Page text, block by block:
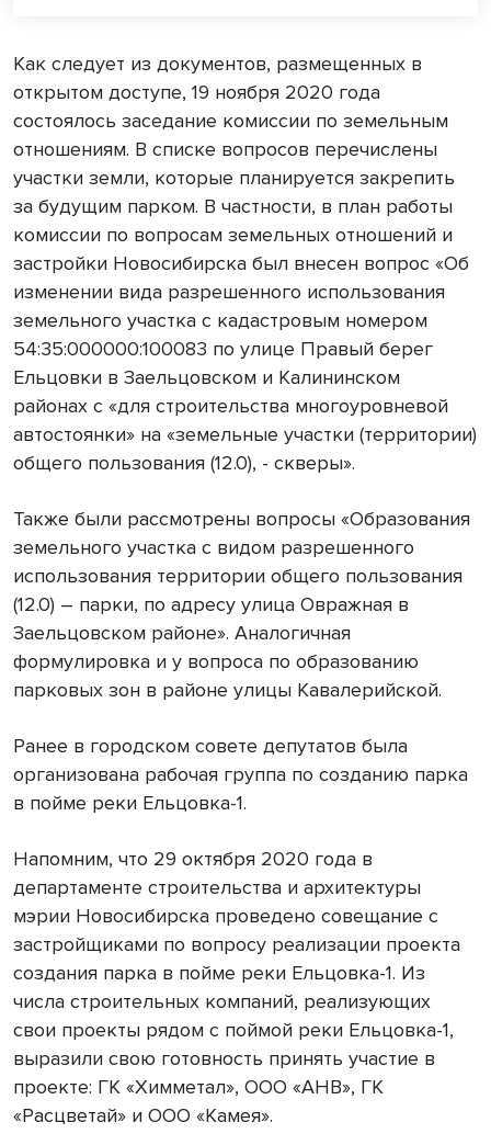
Как следует из документов, размещенных в
открытом доступе, 19 ноября 2020 года
состоялось заседание комиссии по земельным
отношениям. В списке вопросов перечислены
участки земли, которые планируется закрепить
за будущим парком. В частности, в план работы
комиссии по вопросам земельных отношений и
застройки Новосибирска был внесен вопрос «Об
изменении вида разрешенного использования
земельного участка с кадастровым номером
54:35:000000:100083 по улице Правый берег
Ельцовки в Заельцовском и Калининском
районах с «для строительства многоуровневой
автостоянки» на «земельные участки (территории)
общего пользования (12.0), - скверы».
Также были рассмотрены вопросы «Образования
земельного участка с видом разрешенного
использования территории общего пользования
(12.0) – парки, по адресу улица Овражная в
Заельцовском районе». Аналогичная
формулировка и у вопроса по образованию
парковых зон в районе улицы Кавалерийской.
Ранее в городском совете депутатов была
организована рабочая группа по созданию парка
в пойме реки Ельцовка-1.
Напомним, что 29 октября 2020 года в
департаменте строительства и архитектуры
мэрии Новосибирска проведено совещание с
застройщиками по вопросу реализации проекта
создания парка в пойме реки Ельцовка-1. Из
числа строительных компаний, реализующих
свои проекты рядом с поймой реки Ельцовка-1,
выразили свою готовность принять участие в
проекте: ГК «Химметал», ООО «АНВ», ГК
«Расцветай» и ООО «Камея».